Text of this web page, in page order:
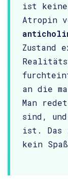
ist keine
Atropin
Zustand
an die
Man
sind,
ist. Das
kein